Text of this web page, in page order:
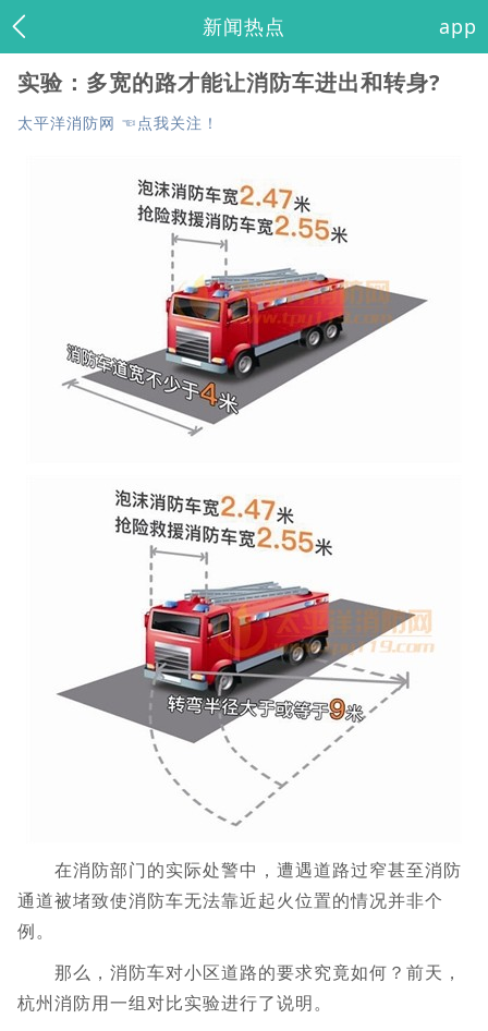
新闻热点 app
实验：多宽的路才能让消防车进出和转身?
太平洋消防网 ☜点我关注！
在消防部门的实际处警中，遭遇道路过窄甚至消防
通道被堵致使消防车无法靠近起火位置的情况并非个
例。
那么，消防车对小区道路的要求究竟如何？前天，
杭州消防用一组对比实验进行了说明。